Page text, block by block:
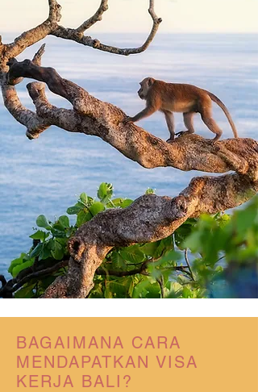
BAGAIMANA CARA
MENDAPATKAN VISA
KERJA BALI?